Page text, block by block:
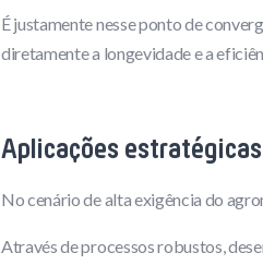
É justamente nesse ponto de
diretamente a longevidade e a
Aplicações
No cenário de alta exigência do
Através de processos robustos,